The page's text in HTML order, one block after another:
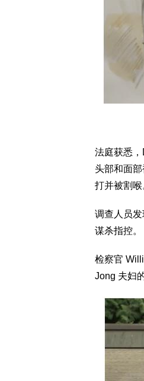
法庭获悉
头部和面
打并被割喉
调查人员
谋杀指控。
检察官
Jong 夫妇